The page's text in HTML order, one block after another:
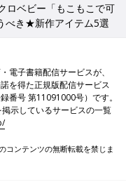
ロベビー「もこもこで可
べき★新作アイテム5選
電子書籍配信サービスが、
を得た正規版配信サービス
番号 第11091000号）です。
示しているサービスの一覧
コンテンツの無断転載を禁じま